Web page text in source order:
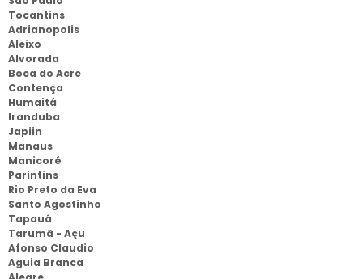
Tocantins
Adrianopolis
Aleixo
Alvorada
Boca do Acre
Contença
Humaitá
Iranduba
Japiin
Manaus
Manicoré
Parintins
Rio Preto da Eva
Santo Agostinho
Tapauá
Tarumã - Açu
Afonso Claudio
Aguia Branca